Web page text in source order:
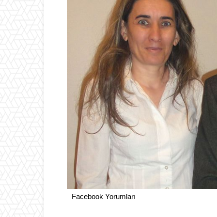
Facebook Yorumları